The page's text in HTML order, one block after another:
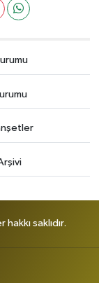
saklıdır.